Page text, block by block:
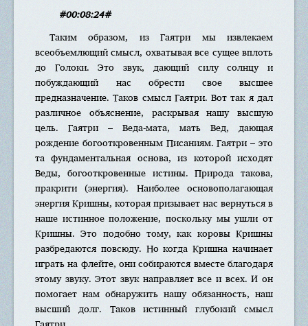
#00:08:24#
Таким образом, из Гаятри мы извлекаем
всеобъемлющий смысл, охватывая все сущее вплоть
до Голоки. Это звук, дающий силу солнцу и
побуждающий нас обрести свое высшее
предназначение. Таков смысл Гаятри. Вот так я дал
различное объяснение, раскрывая нашу высшую
цель. Гаятри – Веда-мата, мать Вед, дающая
рождение богооткровенным Писаниям. Гаятри – это
та фундаментальная основа, из которой исходят
Веды, богооткровенные истины. Природа такова,
пракрити (энергия). Наиболее основополагающая
энергия Кришны, которая призывает нас вернуться в
наше истинное положение, поскольку мы ушли от
Кришны. Это подобно тому, как коровы Кришны
разбредаются повсюду. Но когда Кришна начинает
играть на флейте, они собираются вместе благодаря
этому звуку. Этот звук направляет все и всех. И он
помогает нам обнаружить нашу обязанность, наш
высший долг. Таков истинный глубокий смысл